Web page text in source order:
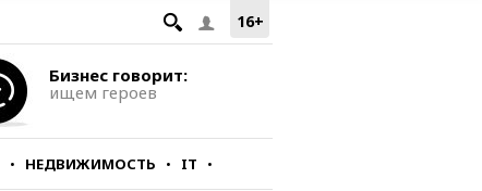
16+
Бизнес говорит:
ищем героев
НЕДВИЖИМОСТЬ IT